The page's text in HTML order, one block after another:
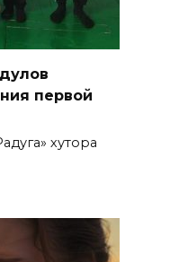
первой
хутора